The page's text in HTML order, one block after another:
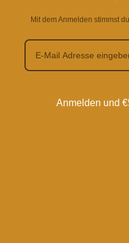
Mit dem Anmelden stimmst
Anmelden und